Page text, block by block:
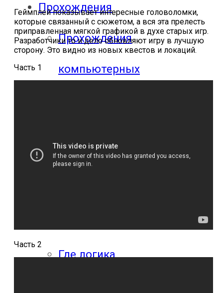
Прохождения
Прохождения
компьютерных
прохождения
Где логика
Геймплей показывает интересные головоломки,
которые связанный с сюжетом, а вся эта прелесть
приправленная мягкой графикой в духе старых игр.
Разработчики то и дело обновляют игру в лучшую
сторону. Это видно из новых квестов и локаций.
Часть 1
Часть 2